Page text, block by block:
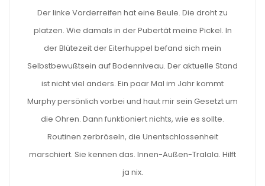
Der linke Vorderreifen hat eine Beule. Die droht zu
platzen. Wie damals in der Pubertät meine Pickel. In
der Blütezeit der Eiterhuppel befand sich mein
Selbstbewußtsein auf Bodenniveau. Der aktuelle Stand
ist nicht viel anders. Ein paar Mal im Jahr kommt
Murphy persönlich vorbei und haut mir sein Gesetzt um
die Ohren. Dann funktioniert nichts, wie es sollte.
Routinen zerbröseln, die Unentschlossenheit
marschiert. Sie kennen das. Innen-Außen-Tralala. Hilft
ja nix.